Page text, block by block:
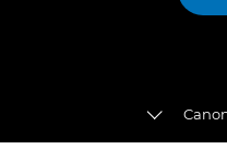
Toggle breadcrumbs